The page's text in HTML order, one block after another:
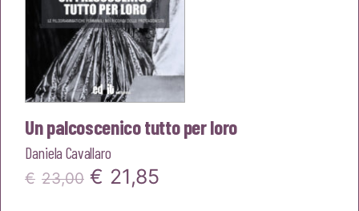
Un palcoscenico tutto per loro
Daniela Cavallaro
€ 23,00 Il
€ 21,85